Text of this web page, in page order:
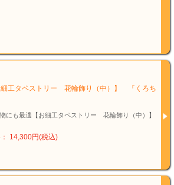
細工タペストリー 花輪飾り（中）】 『くろち
にも最適【お細工タペストリー 花輪飾り（中）】
14,300円(税込)